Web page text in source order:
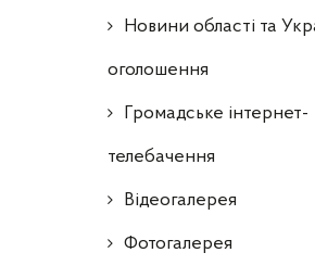
Новини області та
оголошення
Громадське інтернет-
телебачення
Відеогалерея
Фотогалерея